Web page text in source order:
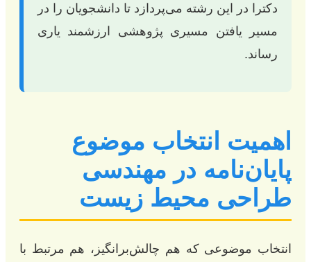
دکترا در این رشته می‌پردازد تا دانشجویان را در
مسیر یافتن مسیری پژوهشی ارزشمند یاری
رساند.
اهمیت انتخاب موضوع
پایان‌نامه در مهندسی
طراحی محیط زیست
انتخاب موضوعی که هم چالش‌برانگیز، هم مرتبط با